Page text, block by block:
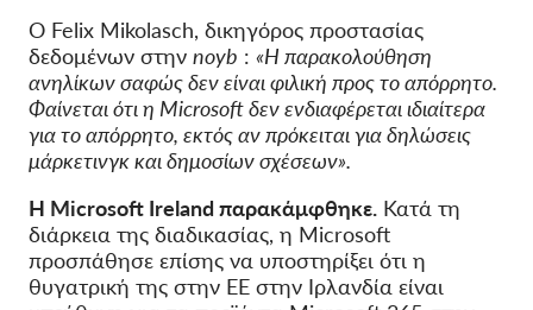
Ο Felix Mikolasch, δικηγόρος προστασίας
δεδομένων στην noyb : «Η παρακολούθηση
ανηλίκων σαφώς δεν είναι φιλική προς το απόρρητο.
Φαίνεται ότι η Microsoft δεν ενδιαφέρεται ιδιαίτερα
για το απόρρητο, εκτός αν πρόκειται για δηλώσεις
μάρκετινγκ και δημοσίων σχέσεων».
Η Microsoft Ireland παρακάμφθηκε. Κατά τη
διάρκεια της διαδικασίας, η Microsoft
προσπάθησε επίσης να υποστηρίξει ότι η
θυγατρική της στην ΕΕ στην Ιρλανδία είναι